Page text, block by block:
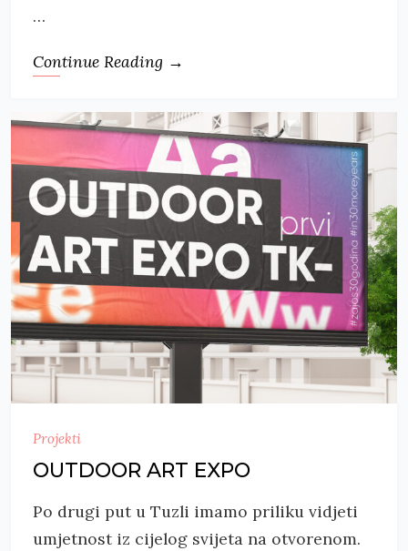
…
Continue Reading →
Projekti
OUTDOOR ART EXPO
Po drugi put u Tuzli imamo priliku vidjeti
umjetnost iz cijelog svijeta na otvorenom.